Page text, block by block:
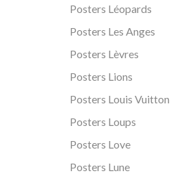
Posters Léopards
Posters Les Anges
Posters Lèvres
Posters Lions
Posters Louis Vuitton
Posters Loups
Posters Love
Posters Lune